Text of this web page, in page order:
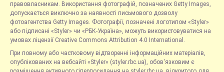
правовласникам. Використання фотографій, позначених Getty Images,
допускається виключно за наявності письмового дозволу
фотоагентства Getty Images. Фотографії, позначені логотипом «Styler»
або підписані «Styler» чи «РБК-Україна», можуть використовуватися на
умовах ліцензії Creative Commons Attribution 4.0 International.
При повному або частковому відтворенні інформаційних матеріалів,
опублікованих на вебсайті «Styler» (styler.rbc.ua), обов'язковим є